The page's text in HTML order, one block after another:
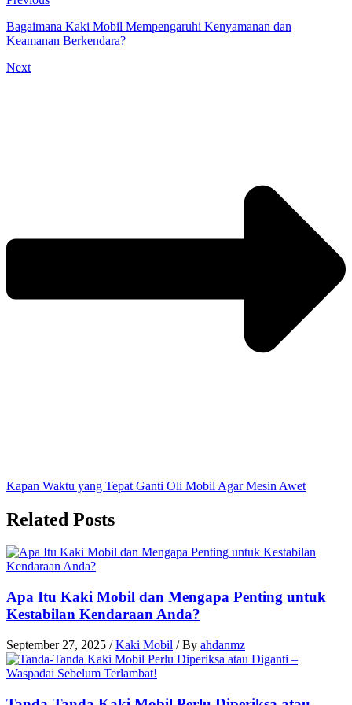
Bagaimana Kaki Mobil Mempengaruhi Kenyamanan dan
Keamanan Berkendara?
Next
Kapan Waktu yang Tepat Ganti Oli Mobil Agar Mesin Awet
Related Posts
Apa Itu Kaki Mobil dan Mengapa Penting untuk
Kestabilan Kendaraan Anda?
September 27, 2025 /Kaki Mobil / By ahdanmz